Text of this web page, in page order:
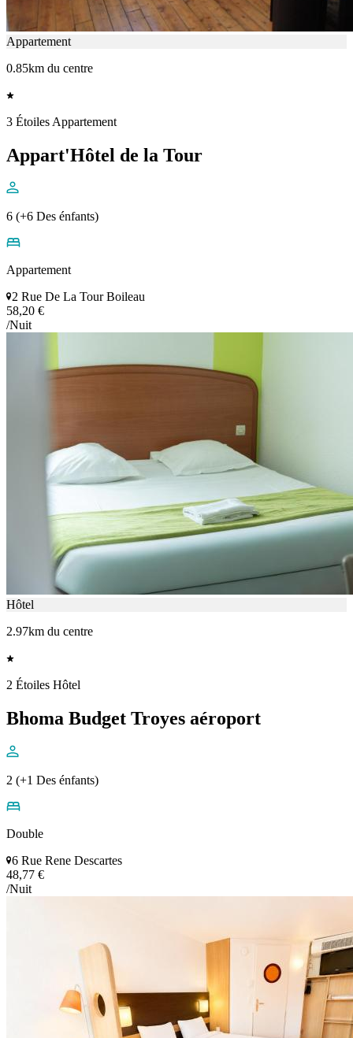
Appartement
0.85km du centre
3 Étoiles Appartement
Appart'Hôtel de la Tour
6 (+6 Des énfants)
Appartement
2 Rue De La Tour Boileau
58,20 €
/Nuit
Hôtel
2.97km du centre
2 Étoiles Hôtel
Bhoma Budget Troyes aéroport
2 (+1 Des énfants)
Double
6 Rue Rene Descartes
48,77 €
/Nuit